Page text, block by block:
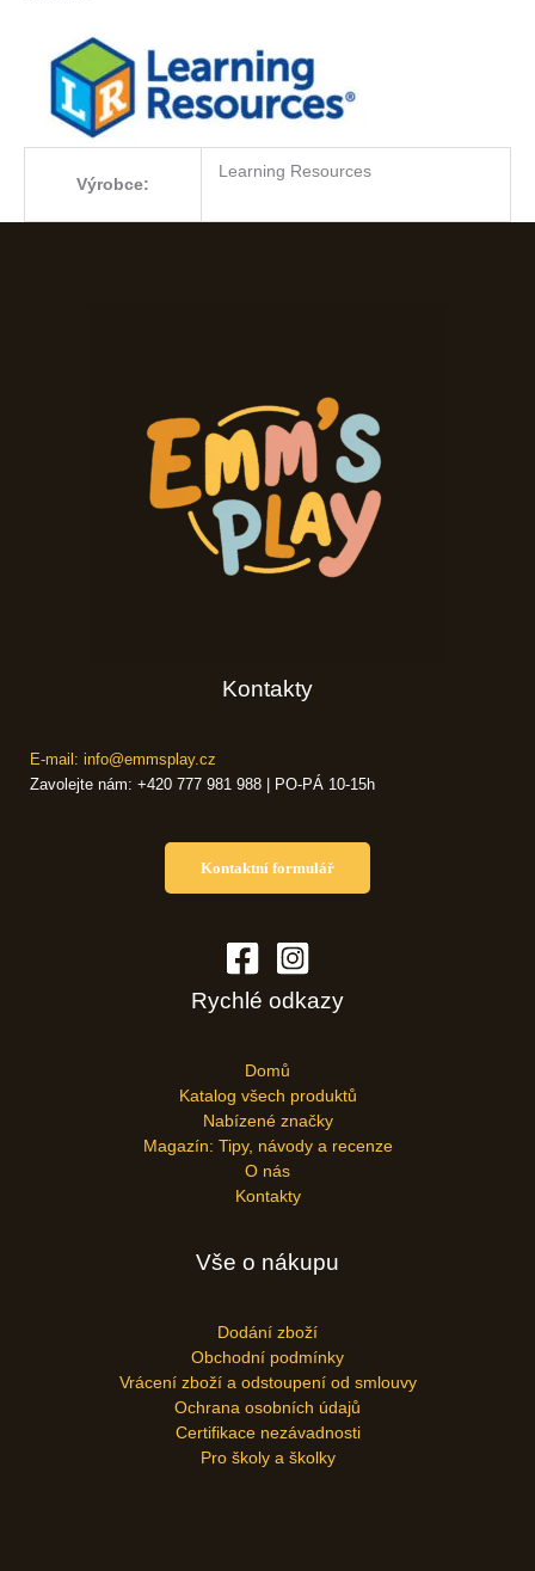
Výrobce:
Learning Resources
Kontakty
E-mail: info@emmsplay.cz
Zavolejte nám: +420 777 981 988 | PO-PÁ 10-15h
Kontaktní formulář
Rychlé odkazy
Domů
Katalog všech produktů
Nabízené značky
Magazín: Tipy, návody a recenze
O nás
Kontakty
Vše o nákupu
Dodání zboží
Obchodní podmínky
Vrácení zboží a odstoupení od smlouvy
Ochrana osobních údajů
Certifikace nezávadnosti
Pro školy a školky